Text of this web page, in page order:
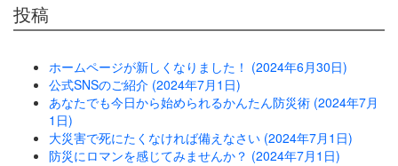
投稿
ホームページが新しくなりました！ (2024年6月30日)
公式SNSのご紹介 (2024年7月1日)
あなたでも今日から始められるかんたん防災術 (2024年7月
1日)
大災害で死にたくなければ備えなさい (2024年7月1日)
防災にロマンを感じてみませんか？ (2024年7月1日)